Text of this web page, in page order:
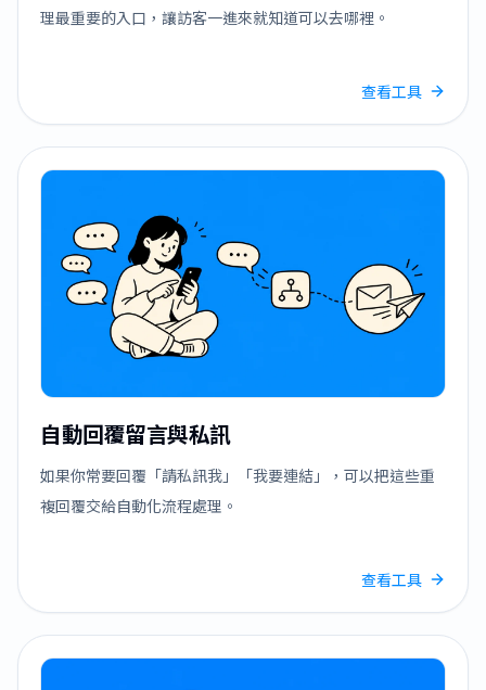
理最重要的入口，讓訪客一進來就知道可以去哪裡。
查看工具
自動回覆留言與私訊
如果你常要回覆「請私訊我」「我要連結」，可以把這些重
複回覆交給自動化流程處理。
查看工具